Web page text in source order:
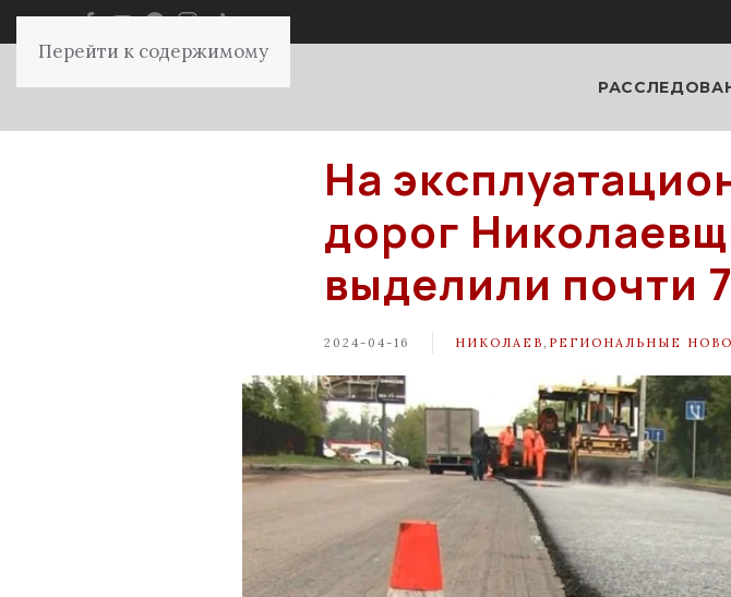
Перейти к содержимому
На
дорог
выделили почти
2024-04-16 НИКОЛАЕВ РЕГИОНАЛЬНЫЕ